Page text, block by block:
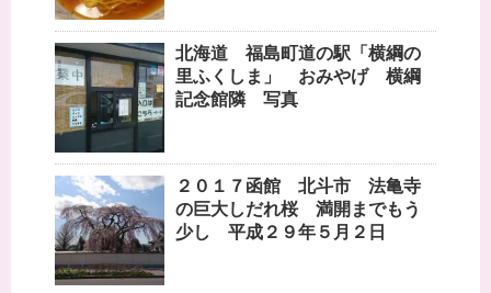
北海道 福島町道の駅「横綱の
里ふくしま」 おみやげ 横綱
記念館隣 写真
２０１７函館 北斗市 法亀寺
の巨大しだれ桜 満開までもう
少し 平成２９年５月２日